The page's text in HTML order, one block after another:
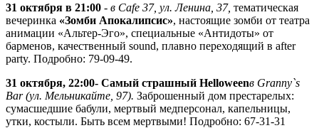
31 октября в 21:00 - в Cafe 37, ул. Ленина, 37, тематическая
вечеринка «Зомби Апокалипсис», настоящие зомби от театра
анимации «Альтер-Эго», специальные «Антидоты» от
барменов, качественный sound, плавно переходящий в after
party. Подробно: 79-09-49.
31 октября, 22:00- Самый страшный Helloweenв Granny`s
Bar (ул. Мельникайте, 97). Заброшенный дом престарелых:
сумасшедшие бабули, мертвый медперсонал, капельницы,
утки, костыли. Быть всем мертвыми! Подробно: 67-31-31